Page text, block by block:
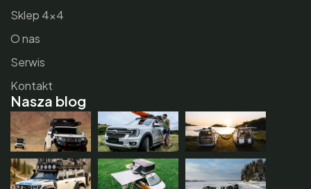
Sklep 4×4
O nas
Serwis
Kontakt
Nasza blog